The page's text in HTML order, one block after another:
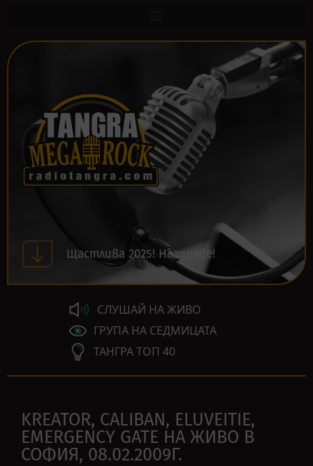
Щастлива 2025! Наздраве!
СЛУШАЙ НА ЖИВО
ГРУПА НА СЕДМИЦАТА
ТАНГРА ТОП 40
KREATOR, CALIBAN, ELUVEITIE,
EMERGENCY GATE НА ЖИВО В
СОФИЯ, 08.02.2009Г.